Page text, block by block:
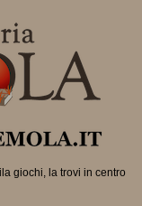
giochi, la trovi in centro